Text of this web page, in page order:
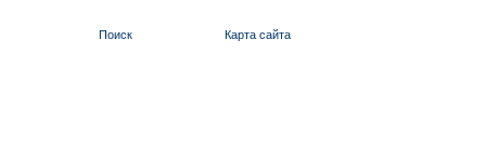
Поиск Карта сайта